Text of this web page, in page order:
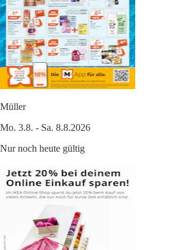
Müller
Mo. 3.8. - Sa. 8.8.2026
Nur noch heute gültig